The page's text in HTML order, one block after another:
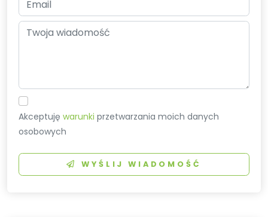
Akceptujęwarunki przetwarzania moich danych
osobowych
WYŚLIJ WIADOMOŚĆ